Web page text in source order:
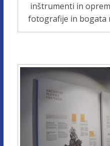
inštrumenti in
fotografije in bogata